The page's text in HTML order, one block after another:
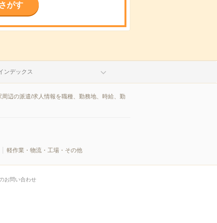
がす
ンデックス
辺の派遣/求人情報を職種、勤務地、時給、勤
軽作業・物流・工場・その他
お問い合わせ